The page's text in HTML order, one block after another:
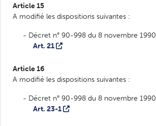
Article 15
A modifié les dispositions suivantes :
- Décret n° 90-998 du 8 novembre 1990
Art. 21
Article 16
A modifié les dispositions suivantes :
- Décret n° 90-998 du 8 novembre 1990
Art. 23-1